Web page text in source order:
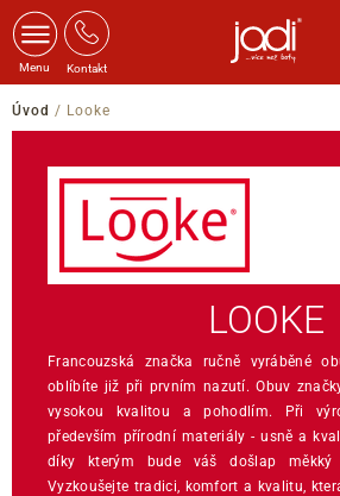
Menu Kontakt
Úvod / Looke
LOOKE
Francouzská značka ručně vyráběné
oblíbíte již při prvním nazutí. Obuv
vysokou kvalitou a pohodlím. Při
především přírodní materiály - usně a
díky kterým bude váš došlap
Vyzkoušejte tradici, komfort a kvalitu,